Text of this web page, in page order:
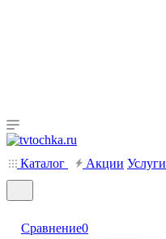
Каталог Акции Услуги
Сравнение0